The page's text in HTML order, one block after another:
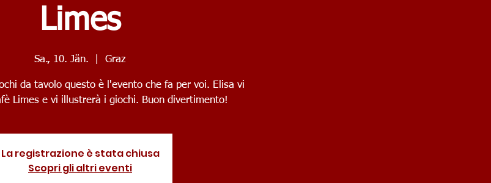
Limes
Sa., 10. Jän. Graz
da tavolo questo è l'evento che fa per voi. Elisa vi
Limes e vi illustrerà i giochi. Buon divertimento!
La registrazione è stata chiusa
Scopri gli altri eventi